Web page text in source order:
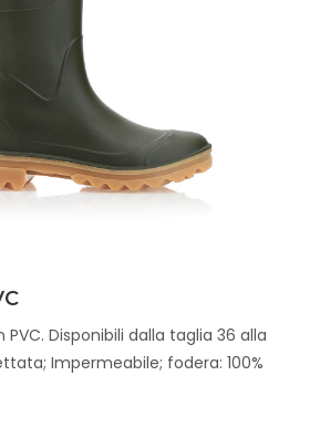
Disponibili dalla taglia 36 alla
Impermeabile; fodera: 100%